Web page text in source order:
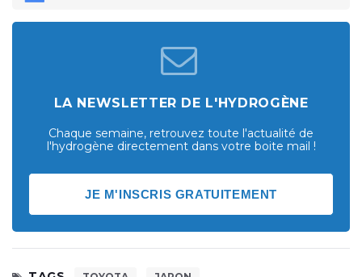
LA NEWSLETTER DE L'HYDROGÈNE
Chaque semaine, retrouvez toute l'actualité de
l'hydrogène directement dans votre boite mail !
JE M'INSCRIS GRATUITEMENT